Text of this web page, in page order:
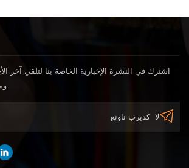
اشترك في النشرة الإخبارية الخاصة بنا لتلقي آخر
ومعلومات الخصم الأخرى.